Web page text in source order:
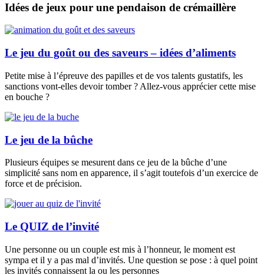
Idées de jeux pour une pendaison de crémaillère
Le jeu du goût ou des saveurs – idées d’aliments
Petite mise à l’épreuve des papilles et de vos talents gustatifs, les
sanctions vont-elles devoir tomber ? Allez-vous apprécier cette mise
en bouche ?
Le jeu de la bûche
Plusieurs équipes se mesurent dans ce jeu de la bûche d’une
simplicité sans nom en apparence, il s’agit toutefois d’un exercice de
force et de précision.
Le QUIZ de l’invité
Une personne ou un couple est mis à l’honneur, le moment est
sympa et il y a pas mal d’invités. Une question se pose : à quel point
les invités connaissent la ou les personnes